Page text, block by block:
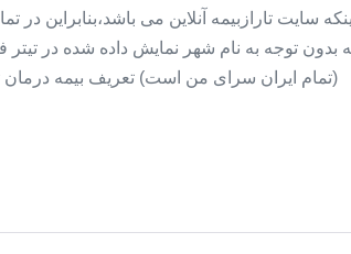
سایت تارازبیمه آنلاین می باشد،بنابراین
توجه به نام شهر نمایش داده شده در تیتر
(تمام ایران سرای من است) تعریف بیمه درمان